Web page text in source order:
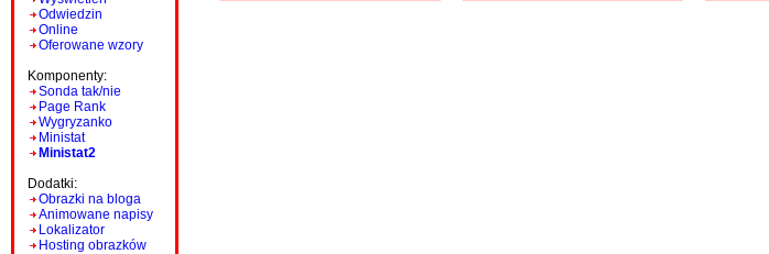
Odwiedzin
Online
Oferowane wzory
Komponenty:
Sonda tak/nie
Page Rank
Wygryzanko
Ministat
Ministat2
Dodatki:
Obrazki na bloga
Animowane napisy
Lokalizator
Hosting obrazków